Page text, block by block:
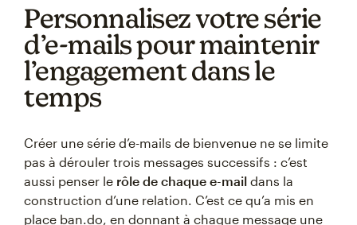
Personnalisez votre série
d’e-mails pour maintenir
l’engagement dans le
temps
Créer une série d’e-mails de bienvenue ne se limite
pas à dérouler trois messages successifs : c’est
aussi penser le rôle de chaque e-mail dans la
construction d’une relation. C’est ce qu’a mis en
place ban.do, en donnant à chaque message une